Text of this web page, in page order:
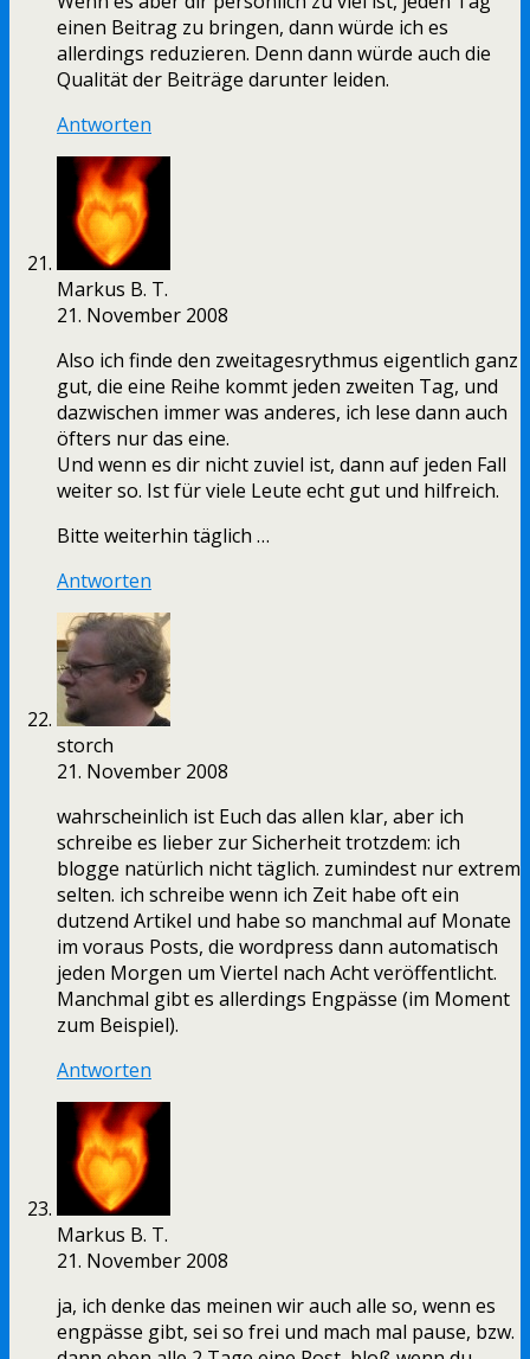
einen Beitrag zu bringen, dann würde ich es
allerdings reduzieren. Denn dann würde auch die
Qualität der Beiträge darunter leiden.
Antworten
Markus B. T.
21. November 2008
Also ich finde den zweitagesrythmus eigentlich ganz
gut, die eine Reihe kommt jeden zweiten Tag, und
dazwischen immer was anderes, ich lese dann auch
öfters nur das eine.
Und wenn es dir nicht zuviel ist, dann auf jeden Fall
weiter so. Ist für viele Leute echt gut und hilfreich.
Bitte weiterhin täglich …
Antworten
storch
21. November 2008
wahrscheinlich ist Euch das allen klar, aber ich
schreibe es lieber zur Sicherheit trotzdem: ich
blogge natürlich nicht täglich. zumindest nur extrem
selten. ich schreibe wenn ich Zeit habe oft ein
dutzend Artikel und habe so manchmal auf Monate
im voraus Posts, die wordpress dann automatisch
jeden Morgen um Viertel nach Acht veröffentlicht.
Manchmal gibt es allerdings Engpässe (im Moment
zum Beispiel).
Antworten
Markus B. T.
21. November 2008
ja, ich denke das meinen wir auch alle so, wenn es
engpässe gibt, sei so frei und mach mal pause, bzw.